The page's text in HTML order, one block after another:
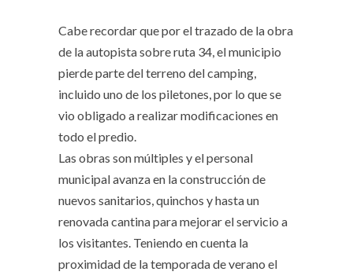
Cabe recordar que por el trazado de la obra
de la autopista sobre ruta 34, el municipio
pierde parte del terreno del camping,
incluido uno de los piletones, por lo que se
vio obligado a realizar modificaciones en
todo el predio.
Las obras son múltiples y el personal
municipal avanza en la construcción de
nuevos sanitarios, quinchos y hasta un
renovada cantina para mejorar el servicio a
los visitantes. Teniendo en cuenta la
proximidad de la temporada de verano el